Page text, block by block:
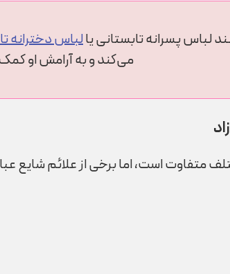
لباس پسرانه تابستانی یالباس دخترانه
می‌کند و به آرامش او
متفاوت است، اما برخی از علائم شایع